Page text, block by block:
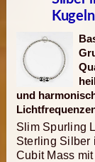
Kugeln
und
Slim Spurling
Sterling Silber
Cubit Mass